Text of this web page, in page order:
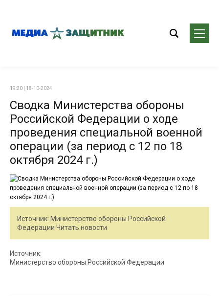
19:20 | 18-10-2024
Сводка Министерства обороны
Российской Федерации о ходе
проведения специальной военной
операции (за период с 12 по 18
октября 2024 г.)
Источник: Министерство обороны Российской
Федерации Читать новости
Источник:
Министерство обороны Российской Федерации